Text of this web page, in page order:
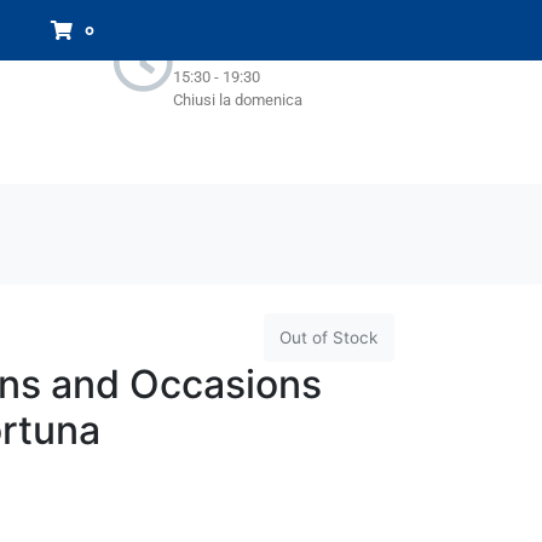
15:30 - 19:30
Chiusi la domenica
0
Out of Stock
and Occasions